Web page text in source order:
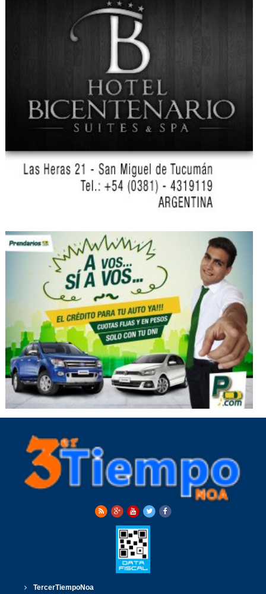
TercerTiempoNoa